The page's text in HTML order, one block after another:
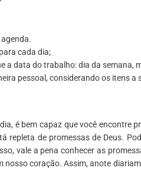
cada dia;
a data do trabalho: dia da semana,
pessoal, considerando os itens a
é bem capaz que você encontre
repleta de promessas de Deus.
vale a pena conhecer as
nosso coração. Assim, anote